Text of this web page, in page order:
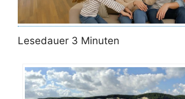
Lesedauer 3 Minuten